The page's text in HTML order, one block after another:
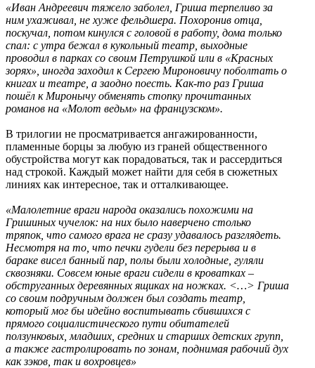
«Иван Андреевич тяжело заболел, Гриша терпеливо за
ним ухаживал, не хуже фельдшера. Похоронив отца,
поскучал, потом кинулся с головой в работу, дома только
спал: с утра бежал в кукольный театр, выходные
проводил в парках со своим Петрушкой или в «Красных
зорях», иногда заходил к Сергею Мироновичу поболтать о
книгах и театре, а заодно поесть. Как-то раз Гриша
пошёл к Миронычу обменять стопку прочитанных
романов на «Молот ведьм» на французском».
В трилогии не просматривается ангажированности,
пламенные борцы за любую из граней общественного
обустройства могут как порадоваться, так и рассердиться
над строкой. Каждый может найти для себя в сюжетных
линиях как интересное, так и отталкивающее.
«Малолетние враги народа оказались похожими на
Гришиных чучелок: на них было наверчено столько
тряпок, что самого врага не сразу удавалось разглядеть.
Несмотря на то, что печки гудели без перерыва и в
бараке висел банный пар, полы были холодные, гуляли
сквозняки. Совсем юные враги сидели в кроватках –
обструганных деревянных ящиках на ножках. <…> Гриша
со своим подручным должен был создать театр,
который мог бы идейно воспитывать сбившихся с
прямого социалистического пути обитателей
ползунковых, младших, средних и старших детских групп,
а также гастролировать по зонам, поднимая рабочий дух
как зэков, так и вохровцев»